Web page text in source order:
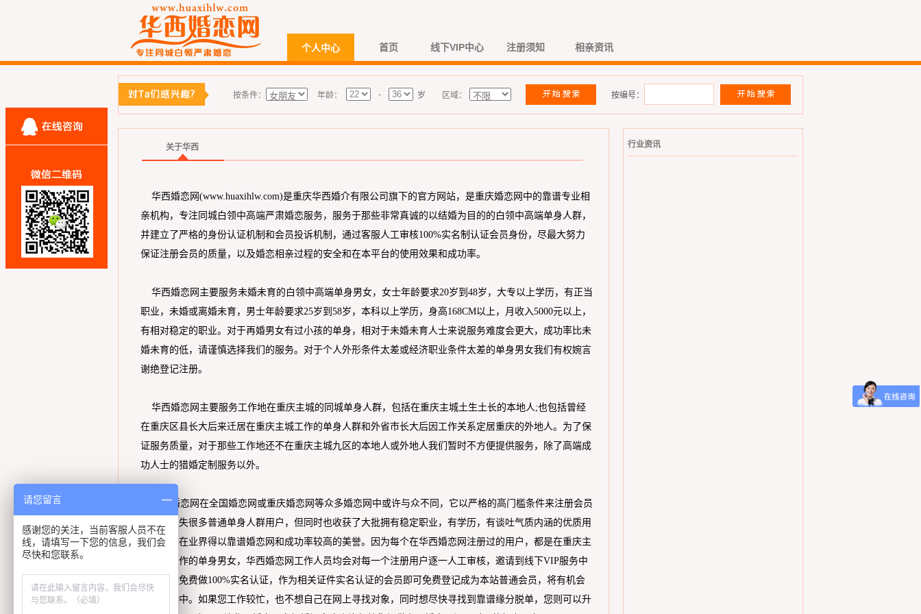
个人中心 首页 线下VIP中心 注册须知 相亲资讯
按条件： 年龄： - 岁 区域： 按编号：
关于华西
华西婚恋网(www.huaxihlw.com)是重庆华西婚介有限公司旗下的官方网站，是重庆婚恋网中的靠谱专业相
亲机构，专注同城白领中高端严肃婚恋服务，服务于那些非常真诚的以结婚为目的的白领中高端单身人群，
并建立了严格的身份认证机制和会员投诉机制，通过客服人工审核100%实名制认证会员身份，尽最大努力
保证注册会员的质量，以及婚恋相亲过程的安全和在本平台的使用效果和成功率。
华西婚恋网主要服务未婚未育的白领中高端单身男女，女士年龄要求20岁到48岁，大专以上学历，有正当
职业，未婚或离婚未育，男士年龄要求25岁到58岁，本科以上学历，身高168CM以上，月收入5000元以上，
有相对稳定的职业。对于再婚男女有过小孩的单身，相对于未婚未育人士来说服务难度会更大，成功率比未
婚未育的低，请谨慎选择我们的服务。对于个人外形条件太差或经济职业条件太差的单身男女我们有权婉言
谢绝登记注册。
华西婚恋网主要服务工作地在重庆主城的同城单身人群，包括在重庆主城土生土长的本地人;也包括曾经
在重庆区县长大后来迁居在重庆主城工作的单身人群和外省市长大后因工作关系定居重庆的外地人。为了保
证服务质量，对于那些工作地还不在重庆主城九区的本地人或外地人我们暂时不方便提供服务，除了高端成
功人士的猎婚定制服务以外。
华西婚恋网在全国婚恋网或重庆婚恋网等众多婚恋网中或许与众不同，它以严格的高门槛条件来注册会员
自然会损失很多普通单身人群用户，但同时也收获了大批拥有稳定职业，有学历，有谈吐气质内涵的优质用
户，自然在业界得以靠谱婚恋网和成功率较高的美誉。因为每个在华西婚恋网注册过的用户，都是在重庆主
城九区工作的单身男女，华西婚恋网工作人员均会对每一个注册用户逐一人工审核，邀请到线下VIP服务中
心实体店免费做100%实名认证，作为相关证件实名认证的会员即可免费登记成为本站普通会员，将有机会
被异性选中。如果您工作较忙，也不想自己在网上寻找对象，同时想尽快寻找到靠谱缘分脱单，您则可以升
行业资讯
请您留言
感谢您的关注，当前客服人员不在
线，请填写一下您的信息，我们会
尽快和您联系。